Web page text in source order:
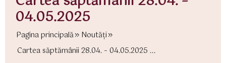
04.05.2025
Pagina principală
Noutăți
Cartea săptămânii 28.04. – 04.05.2025 ...